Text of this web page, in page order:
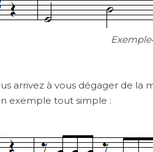
arrivez à vous dégager de la
exemple tout simple :